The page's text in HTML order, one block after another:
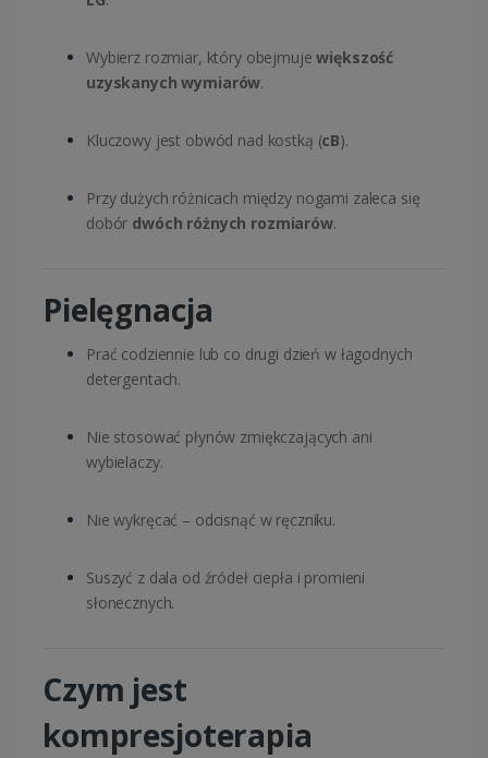
Wybierz rozmiar, który obejmujewiększość
uzyskanych wymiarów.
Kluczowy jest obwód nad kostką (cB).
Przy dużych różnicach między nogami zaleca się
dobór dwóch różnych rozmiarów.
Pielęgnacja
Prać codziennie lub co drugi dzień w łagodnych
detergentach.
Nie stosować płynów zmiękczających ani
wybielaczy.
Nie wykręcać – odcisnąć w ręczniku.
Suszyć z dala od źródeł ciepła i promieni
słonecznych.
Czym jest
kompresjoterapia